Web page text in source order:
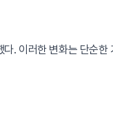
. 이러한 변화는 단순